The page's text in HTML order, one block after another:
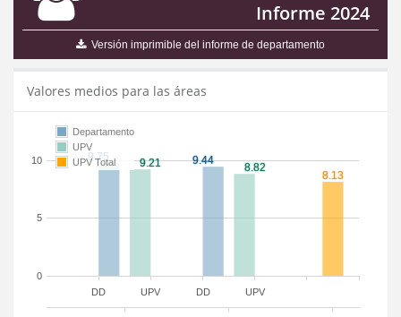
Informe 2024
Versión imprimible del informe de departamento
Valores medios para las áreas
DD DD
UPV UPV
0
5
10
Departamento
UPV
UPV Total